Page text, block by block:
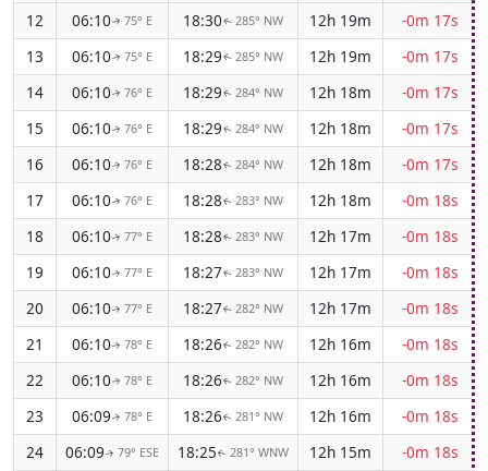
12
06:10↑ 75° E 18:30↑ 285° NW 12h 19m
-0m 17s
13
06:10↑ 75° E 18:29↑ 285° NW 12h 19m
-0m 17s
14
06:10↑ 76° E 18:29↑ 284° NW 12h 18m
-0m 17s
15
06:10↑ 76° E 18:29↑ 284° NW 12h 18m
-0m 17s
16
06:10↑ 76° E 18:28↑ 284° NW 12h 18m
-0m 17s
17
06:10↑ 76° E 18:28↑ 283° NW 12h 18m
-0m 18s
18
06:10↑ 77° E 18:28↑ 283° NW 12h 17m
-0m 18s
19
06:10↑ 77° E 18:27↑ 283° NW 12h 17m
-0m 18s
20
06:10↑ 77° E 18:27↑ 282° NW 12h 17m
-0m 18s
21
06:10↑ 78° E 18:26↑ 282° NW 12h 16m
-0m 18s
22
06:10↑ 78° E 18:26↑ 282° NW 12h 16m
-0m 18s
23
06:09↑ 78° E 18:26↑ 281° NW 12h 16m
-0m 18s
24
06:09↑ 79° ESE 18:25↑ 281° WNW 12h 15m
-0m 18s